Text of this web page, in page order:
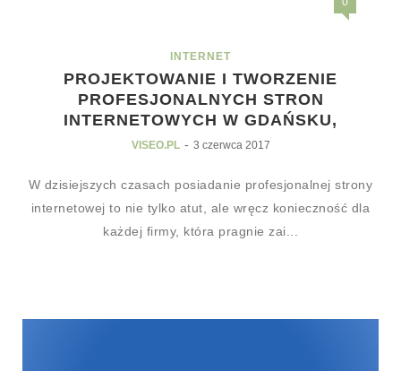
INTERNET
PROJEKTOWANIE I TWORZENIE
PROFESJONALNYCH STRON
INTERNETOWYCH W GDAŃSKU,
VISEO.PL - 3 czerwca 2017
W dzisiejszych czasach posiadanie profesjonalnej strony
internetowej to nie tylko atut, ale wręcz konieczność dla
każdej firmy, która pragnie zai...